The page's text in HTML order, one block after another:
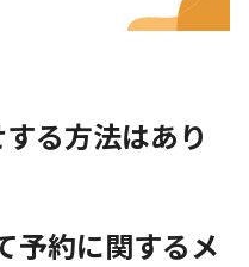
る方法はあり
予約に関するメ